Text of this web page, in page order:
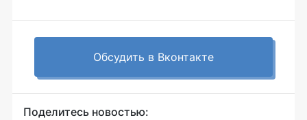
Обсудить в Вконтакте
Поделитесь новостью: